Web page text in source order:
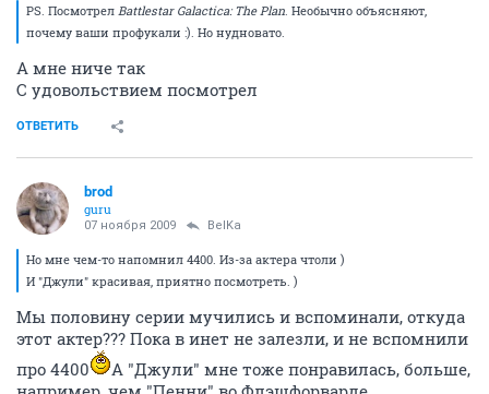
PS. Посмотрел Battlestar Galactica: The Plan . Необычно объясняют,
почему ваши профукали :). Но нудновато.
А мне ниче так
С удовольствием посмотрел
ОТВЕТИТЬ
brod
guru
07 ноября 2009 BelKa
Но мне чем-то напомнил 4400. Из-за актера чтоли )
И "Джули" красивая, приятно посмотреть. )
Мы половину серии мучились и вспоминали, откуда
этот актер??? Пока в инет не залезли, и не вспомнили
про 4400
А "Джули" мне тоже понравилась, больше,